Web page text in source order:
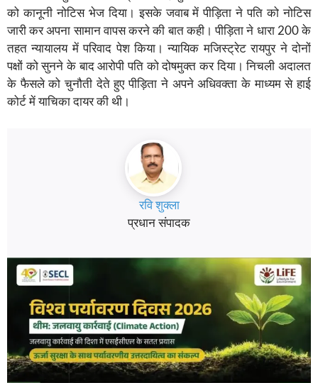
को कानूनी नोटिस भेज दिया। इसके जवाब में पीड़िता ने पति को नोटिस
जारी कर अपना सामान वापस करने की बात कही। पीड़िता ने धारा 200 के
तहत न्यायालय में परिवाद पेश किया। न्यायिक मजिस्ट्रेट रायपुर ने दोनों
पक्षों को सुनने के बाद आरोपी पति को दोषमुक्त कर दिया। निचली अदालत
के फैसले को चुनौती देते हुए पीड़िता ने अपने अधिवक्ता के माध्यम से हाई
कोर्ट में याचिका दायर की थी।
रवि शुक्ला
प्रधान संपादक